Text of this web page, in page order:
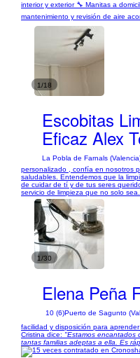
interior y exterior 🔧 Manitas a
mantenimiento y revisión de aire
1/18
Escobitas
Eficaz Alex
La Pobla de Farnals
personalizado , confía en nosotros
saludables. Entendemos que la
de cuidar de tí y de tus seres
servicio de limpieza que no solo sea...
1/30
Elena Peña
10 (6)Puerto de Sagunto
facilidad y disposición para
Cristina dice: "Estamos encantados
tantas familias adeptas a ella. Es